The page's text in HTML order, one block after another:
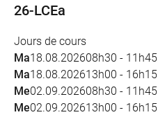
26-LCEa
Jours de cours
Ma18.08.202608h30 - 11h45
Ma18.08.202613h00 - 16h15
Me02.09.202608h30 - 11h45
Me02.09.202613h00 - 16h15